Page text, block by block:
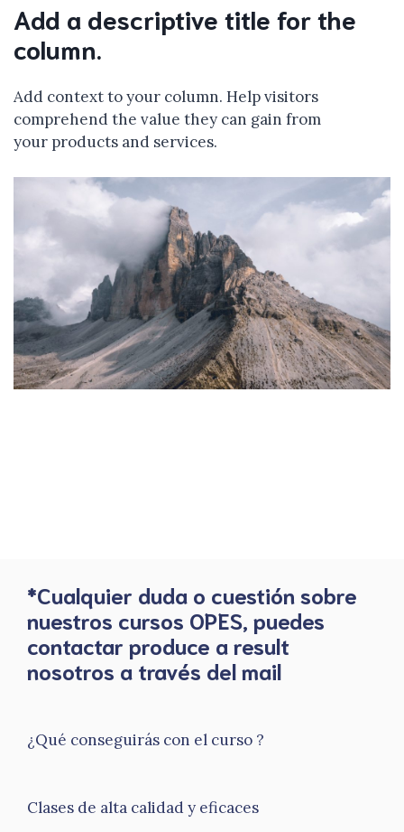
Add a descriptive title for the
column.
Add context to your column. Help visitors
comprehend the value they can gain from
your products and services.
*Cualquier duda o cuestión sobre
nuestros cursos OPES, puedes
contactar produce a result
nosotros a través del mail
¿Qué conseguirás con el curso ?
Clases de alta calidad y eficaces